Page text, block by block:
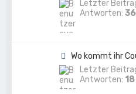
Letzter
Antworten:
Wo kommt ihr
Letzter
Antworten: 18